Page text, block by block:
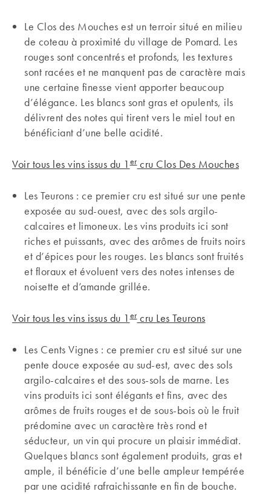
Le Clos des Mouches est un terroir situé en milieu
de coteau à proximité du village de Pomard. Les
rouges sont concentrés et profonds, les textures
sont racées et ne manquent pas de caractère mais
une certaine finesse vient apporter beaucoup
d’élégance. Les blancs sont gras et opulents, ils
délivrent des notes qui tirent vers le miel tout en
bénéficiant d’une belle acidité.
Voir tous les vins issus du 1ercru Clos Des Mouches
Les Teurons : ce premier cru est situé sur une pente
exposée au sud-ouest, avec des sols argilo-
calcaires et limoneux. Les vins produits ici sont
riches et puissants, avec des arômes de fruits noirs
et d’épices pour les rouges. Les blancs sont fruités
et floraux et évoluent vers des notes intenses de
noisette et d’amande grillée.
Voir tous les vins issus du 1ercru Les Teurons
Les Cents Vignes : ce premier cru est situé sur une
pente douce exposée au sud-est, avec des sols
argilo-calcaires et des sous-sols de marne. Les
vins produits ici sont élégants et fins, avec des
arômes de fruits rouges et de sous-bois où le fruit
prédomine avec un caractère très rond et
séducteur, un vin qui procure un plaisir immédiat.
Quelques blancs sont également produits, gras et
ample, il bénéficie d’une belle ampleur tempérée
par une acidité rafraichissante en fin de bouche.